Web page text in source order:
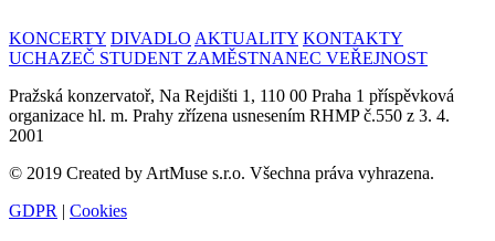
KONCERTY DIVADLO AKTUALITY KONTAKTY
UCHAZEČ STUDENT ZAMĚSTNANEC VEŘEJNOST
Pražská konzervatoř, Na Rejdišti 1, 110 00 Praha 1 příspěvková
organizace hl. m. Prahy zřízena usnesením RHMP č.550 z 3. 4.
2001
© 2019 Created by ArtMuse s.r.o. Všechna práva vyhrazena.
GDPR | Cookies